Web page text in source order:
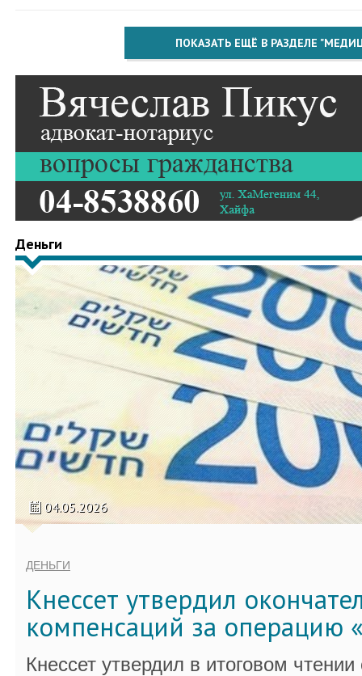
ПОКАЗАТЬ ЕЩЁ В РАЗДЕЛЕ
Деньги
04.05.2026
ДЕНЬГИ
Кнессет утвердил
компенсаций за операцию
Кнессет утвердил в итоговом